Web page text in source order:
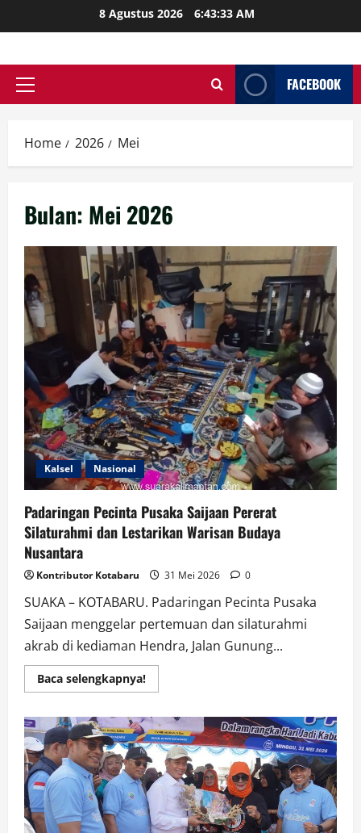
to
8 Agustus 2026 6:43:35 AM
Primary
FACEBOOK
Home 2026 Mei
Bulan: Mei 2026
Kalsel Nasional
Padaringan Pecinta Pusaka Saijaan Pererat
Silaturahmi dan Lestarikan Warisan Budaya
Nusantara
Kontributor Kotabaru 31 Mei 2026 0
SUAKA – KOTABARU. Padaringan Pecinta Pusaka
Saijaan menggelar pertemuan dan silaturahmi
akrab di kediaman Hendra, Jalan Gunung...
Baca selengkapnya!Read
more
Pecinta
Pusaka
Saijaan
Pererat
Silaturahmi
dan
Lestarikan
Warisan
Budaya
Nusantara